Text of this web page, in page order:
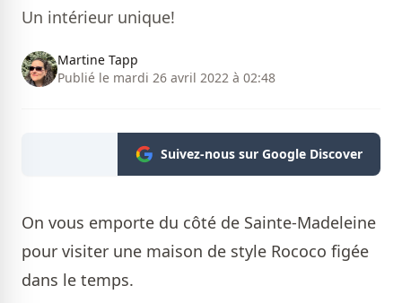
Un intérieur unique!
Martine Tapp
Publié le mardi 26 avril 2022 à 02:48
Suivez-nous sur Google Discover
On vous emporte du côté de Sainte-Madeleine
pour visiter une maison de style Rococo figée
dans le temps.